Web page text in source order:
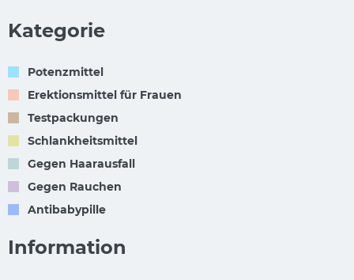
Kategorie
Potenzmittel
Erektionsmittel für Frauen
Testpackungen
Schlankheitsmittel
Gegen Haarausfall
Gegen Rauchen
Antibabypille
Information